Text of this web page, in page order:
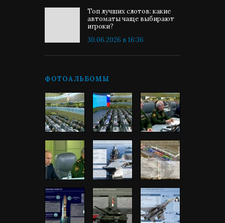
Топ лучших слотов: какие
автоматы чаще выбирают
игроки?
30.06.2026 в 16:36
ФОТОАЛЬБОМЫ